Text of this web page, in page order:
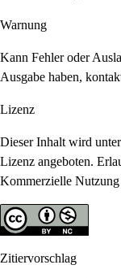
Warnung
Kann Fehler oder
Ausgabe haben,
Lizenz
Dieser Inhalt wird
Lizenz angeboten.
Kommerzielle Nutzung
Zitiervorschlag